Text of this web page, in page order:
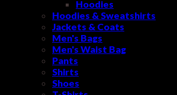
Hoodies
Hoodies & Sweatshirts
Jackets & Coats
Men's Bags
Men's Waist Bag
Pants
Shirts
Shoes